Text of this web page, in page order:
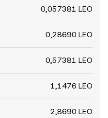
0,057381 LEO
0,28690 LEO
0,57381 LEO
1,1476 LEO
2,8690 LEO